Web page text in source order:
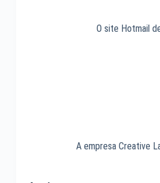
O site Hotmail
A empresa Creative